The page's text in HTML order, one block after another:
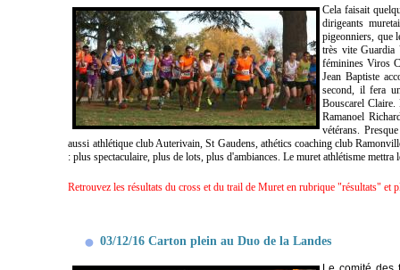
Cela faisait
dirigeants
pigeonniers, que
très vite Guardia
féminines Viros
Jean Baptiste
second, il fera
Bouscarel Claire.
Ramanoel
vétérans.
aussi athlétique club Auterivain, St Gaudens, athétics coaching club
: plus spectaculaire, plus de lots, plus d'ambiances. Le muret athlétisme
Retrouvez les résultats du cross et du trail de Muret en rubrique "résultats" et
03/12/16 Carton plein au Duo de la Landes